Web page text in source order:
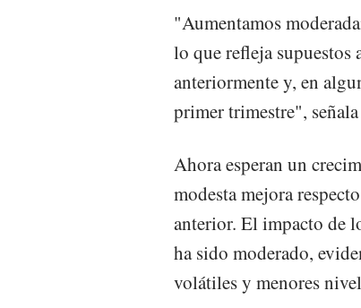
"Aumentamos
lo que refleja supuestos
anteriormente y, en
primer trimestre",
Ahora esperan un
modesta mejora
anterior. El impacto de
ha sido moderado,
volátiles y menores